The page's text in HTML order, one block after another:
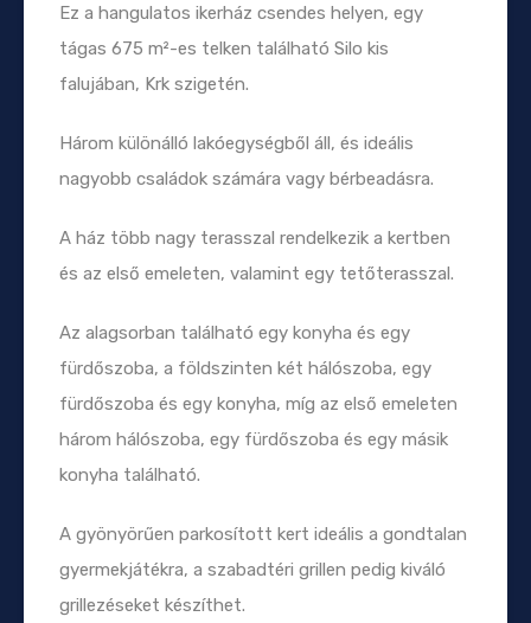
Ez a hangulatos ikerház csendes helyen, egy
tágas 675 m²-es telken található Silo kis
falujában, Krk szigetén.
Három különálló lakóegységből áll, és ideális
nagyobb családok számára vagy bérbeadásra.
A ház több nagy terasszal rendelkezik a kertben
és az első emeleten, valamint egy tetőterasszal.
Az alagsorban található egy konyha és egy
fürdőszoba, a földszinten két hálószoba, egy
fürdőszoba és egy konyha, míg az első emeleten
három hálószoba, egy fürdőszoba és egy másik
konyha található.
A gyönyörűen parkosított kert ideális a gondtalan
gyermekjátékra, a szabadtéri grillen pedig kiváló
grillezéseket készíthet.